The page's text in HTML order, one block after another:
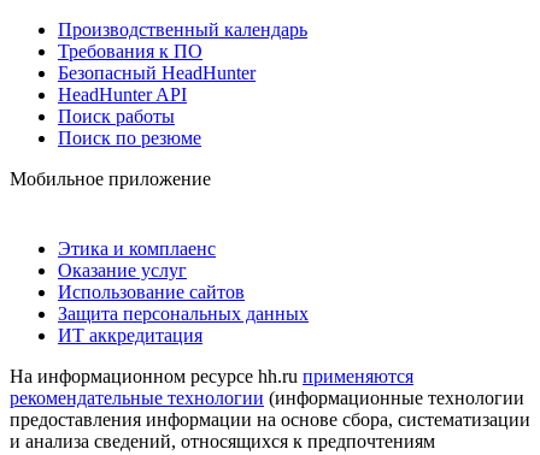
Производственный календарь
Требования к ПО
Безопасный HeadHunter
HeadHunter API
Поиск работы
Поиск по резюме
Мобильное приложение
Этика и комплаенс
Оказание услуг
Использование сайтов
Защита персональных данных
ИТ аккредитация
На информационном ресурсе hh.ru применяются
рекомендательные технологии (информационные технологии
предоставления информации на основе сбора, систематизации
и анализа сведений, относящихся к предпочтениям